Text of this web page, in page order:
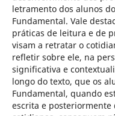
letramento dos alunos
Fundamental. Vale
práticas de leitura e de
visam a retratar o
refletir sobre ele, na
significativa e
longo do texto, que os
Fundamental, quando
escrita e posteriormente